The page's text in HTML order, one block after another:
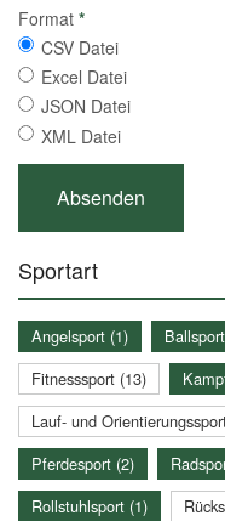
Format *
CSV Datei
Excel Datei
JSON Datei
XML Datei
Sportart
Angelsport (1)
Fitnesssport (13)
Lauf- und
Pferdesport (2)
Rollstuhlsport (1)